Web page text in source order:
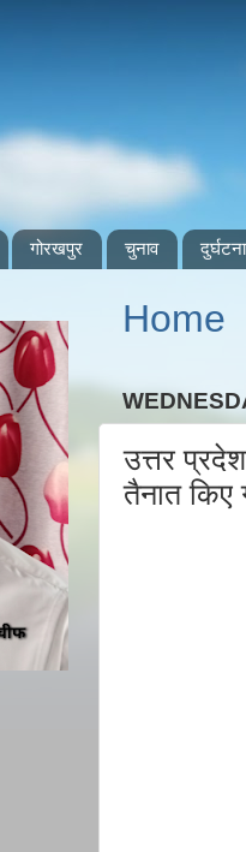
गोरखपुर चुनाव दुर्घटना
Home
उत्तर
तैनात किए